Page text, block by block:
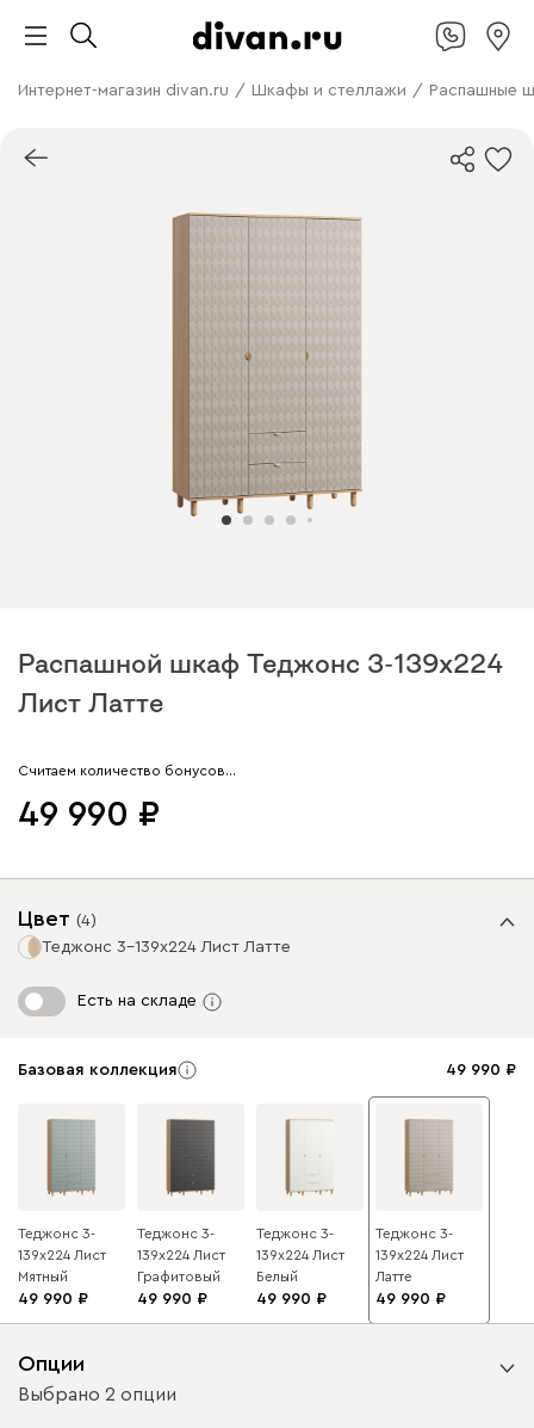
Интернет-магазин divan.ru / Шкафы и стеллажи / Распашные
Распашной шкаф Теджонс 3-139x224
Лист Латте
Считаем количество бонусов…
49 990
Цвет (4)
Теджонс 3-139x224 Лист Латте
Есть на складе
Базовая коллекция 49 990
Теджонс 3-
139x224 Лист
Мятный
49 990
Теджонс 3-
139x224 Лист
Графитовый
49 990
Теджонс 3-
139x224 Лист
Белый
49 990
Теджонс 3-
139x224 Лист
Латте
49 990
Опции
Выбрано 2 опции